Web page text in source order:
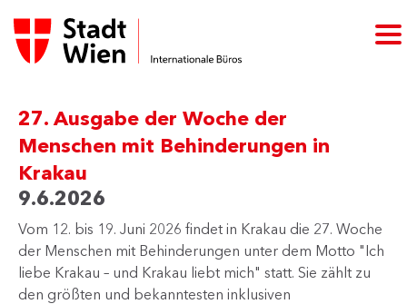
27. Ausgabe der Woche der
Menschen mit Behinderungen in
Krakau
9.6.2026
Vom 12. bis 19. Juni 2026 findet in Krakau die 27. Woche
der Menschen mit Behinderungen unter dem Motto "Ich
liebe Krakau – und Krakau liebt mich" statt. Sie zählt zu
den größten und bekanntesten inklusiven